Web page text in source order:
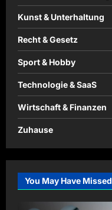
Kunst & Unterhaltung
Recht & Gesetz
Sport & Hobby
Technologie & SaaS
Wirtschaft & Finanzen
Zuhause
You May Have Missed